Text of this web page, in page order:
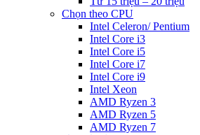
Chọn theo CPU
Intel Celeron/ Pentium
Intel Core i3
Intel Core i5
Intel Core i7
Intel Core i9
Intel Xeon
AMD Ryzen 3
AMD Ryzen 5
AMD Ryzen 7